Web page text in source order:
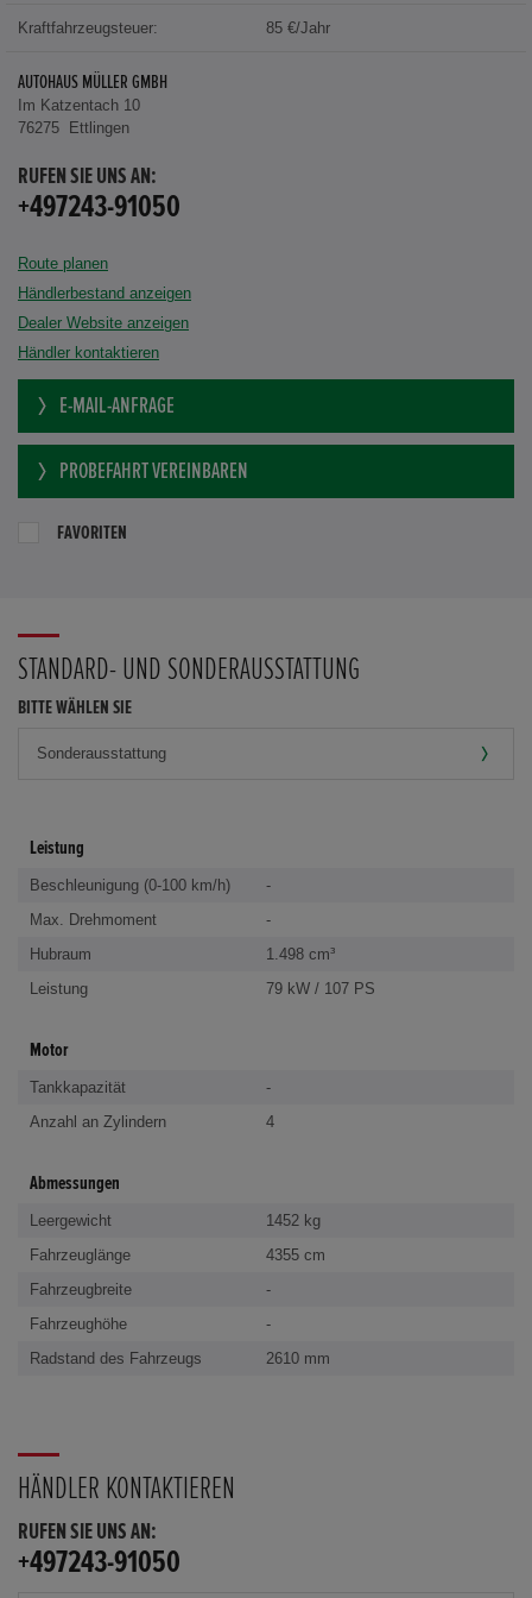
Kraftfahrzeugsteuer: 85 €/Jahr
AUTOHAUS MÜLLER GMBH
Im Katzentach 10
76275 Ettlingen
RUFEN SIE UNS AN:
+497243-91050
Route planen
Händlerbestand anzeigen
Dealer Website anzeigen
Händler kontaktieren
E-MAIL-ANFRAGE
PROBEFAHRT VEREINBAREN
FAVORITEN
STANDARD- UND SONDERAUSSTATTUNG
BITTE WÄHLEN SIE
Leistung
Beschleunigung (0-100 km/h)
-
Max. Drehmoment
-
Hubraum
1.498 cm³
Leistung
79 kW / 107 PS
Motor
Tankkapazität
-
Anzahl an Zylindern
4
Abmessungen
Leergewicht
1452 kg
Fahrzeuglänge
4355 cm
Fahrzeugbreite
-
Fahrzeughöhe
-
Radstand des Fahrzeugs
2610 mm
HÄNDLER KONTAKTIEREN
RUFEN SIE UNS AN:
+497243-91050